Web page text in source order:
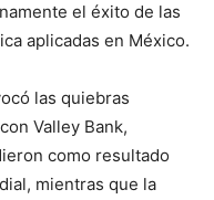
el éxito de las
aplicadas en México.
las quiebras
Valley Bank,
como resultado
mientras que la